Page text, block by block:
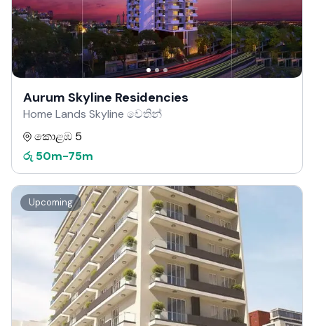
Aurum Skyline Residencies
Home Lands Skyline වෙතින්
කොළඹ 5
රු 50m-75m
Upcoming